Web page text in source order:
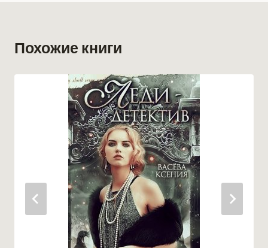
Похожие книги